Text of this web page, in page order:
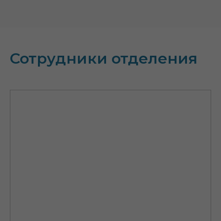
Сотрудники отделения